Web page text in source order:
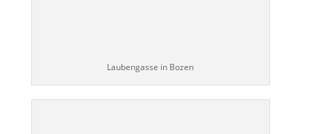
Laubengasse in Bozen